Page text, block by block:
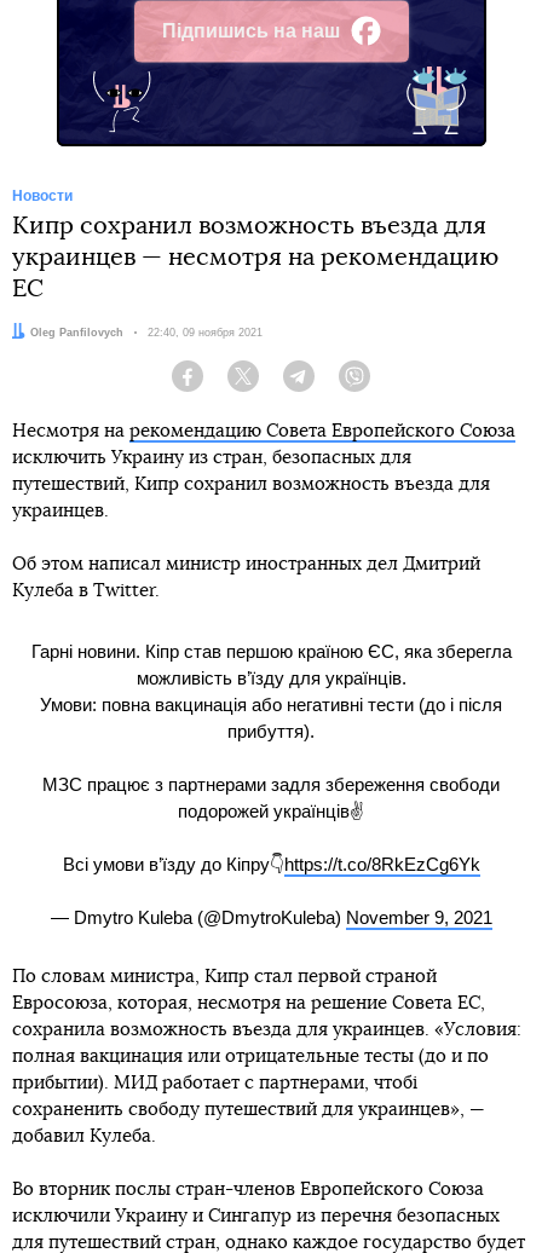
Підпишись на наш
Facebook
Новости
Кипр сохранил возможность въезда для
украинцев — несмотря на рекомендацию
ЕС
Автор:
Oleg Panfilovych Дата:
22:40, 09 ноября 2021
Facebook Twitter Telegram
Несмотря на рекомендацию Совета Европейского Союза
исключить Украину из стран, безопасных для
путешествий, Кипр сохранил возможность въезда для
украинцев.
Об этом написал министр иностранных дел Дмитрий
Кулеба в Twitter.
Гарні новини. Кіпр став першою країною ЄС, яка зберегла
можливість в’їзду для українців.
Умови: повна вакцинація або негативні тести (до і після
прибуття).
МЗС працює з партнерами задля збереження свободи
подорожей українців✌️
Всі умови в’їзду до Кіпру👇https://t.co/8RkEzCg6Yk
— Dmytro Kuleba (@DmytroKuleba) November 9, 2021
По словам министра, Кипр стал первой страной
Евросоюза, которая, несмотря на решение Совета ЕС,
сохранила возможность въезда для украинцев. «Условия:
полная вакцинация или отрицательные тесты (до и по
прибытии). МИД работает с партнерами, чтобі
сохраненить свободу путешествий для украинцев», —
добавил Кулеба.
Во вторник послы стран-членов Европейского Союза
исключили Украину и Сингапур из перечня безопасных
для путешествий стран, однако каждое государство будет